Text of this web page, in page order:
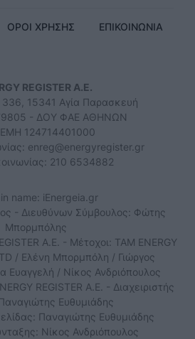
ΟΡΟΙ ΧΡΗΣΗΣ ΕΠΙΚΟΙΝΩΝΙΑ
REGISTER Α.Ε.
15341 Αγία Παρασκευή
- ΔΟΥ ΦΑΕ ΑΘΗΝΩΝ
124714401000
enreg@energyregister.gr
210 6534882
name: iEnergeia.gr
- Διευθύνων Σύμβουλος: Φώτης
Μπορμπόλης
Α.Ε. - Μέτοχοι: TAM ENERGY
/ Ελένη Μπορμπόλη / Γιώργος
Ευαγγελή / Νίκος Ανδριόπουλος
REGISTER Α.Ε. - Διαχειριστής
Ευθυμιάδης
Παναγιώτης Ευθυμιάδης
Νίκος Ανδριόπουλος